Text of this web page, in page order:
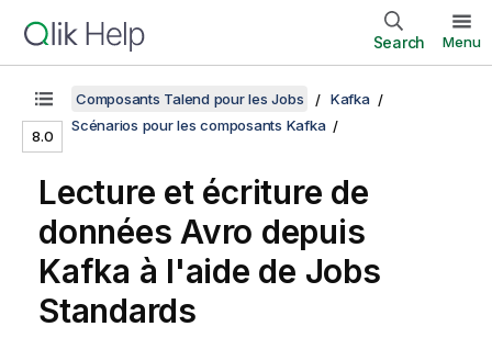
Search Menu
8.0
Composants Talend pour les Jobs
Kafka
Scénarios pour les composants Kafka
Lecture et écriture de
données Avro depuis
Kafka à l'aide de Jobs
Standards